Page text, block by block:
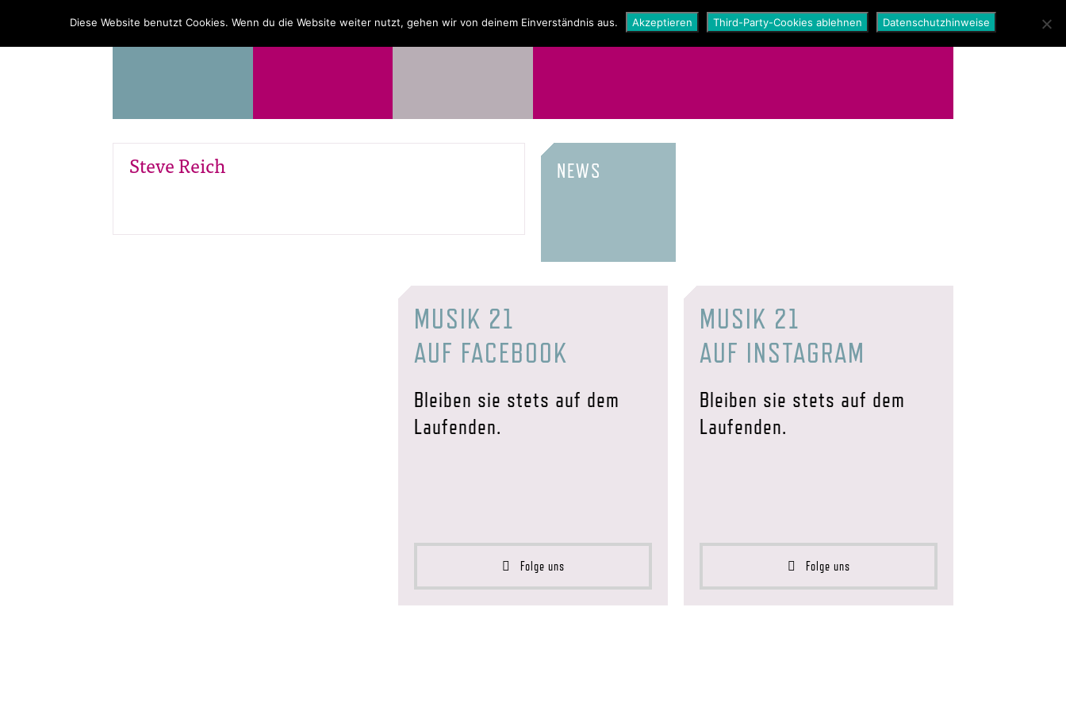
PROGRAMM ÜBER UNS NEWS SHOP
Steve Reich NEWS
MUSIK 21
AUF FACEBOOK
Bleiben sie stets auf dem
Laufenden.
Folge uns
MUSIK 21
AUF INSTAGRAM
Bleiben sie stets auf dem
Laufenden.
Folge uns
Diese Website benutzt Cookies. Wenn du die Website weiter nutzt, gehen wir von deinem Einverständnis aus. Akzeptieren Third-Party-Cookies ablehnen Datenschutzhinweise